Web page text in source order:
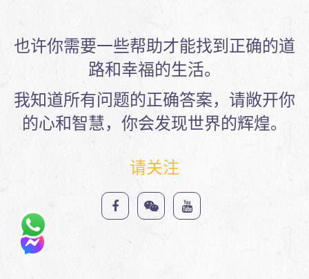
也许你需要一些帮助才能找到正确的道
路和幸福的生活。
我知道所有问题的正确答案，请敞开你
的心和智慧，你会发现世界的辉煌。
请关注